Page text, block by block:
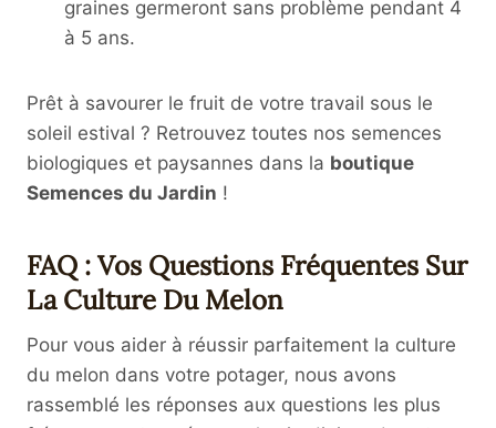
graines germeront sans problème pendant 4
à 5 ans.
Prêt à savourer le fruit de votre travail sous le
soleil estival ? Retrouvez toutes nos semences
biologiques et paysannes dans la boutique
Semences du Jardin !
FAQ : Vos Questions Fréquentes Sur
La Culture Du Melon
Pour vous aider à réussir parfaitement la culture
du melon dans votre potager, nous avons
rassemblé les réponses aux questions les plus